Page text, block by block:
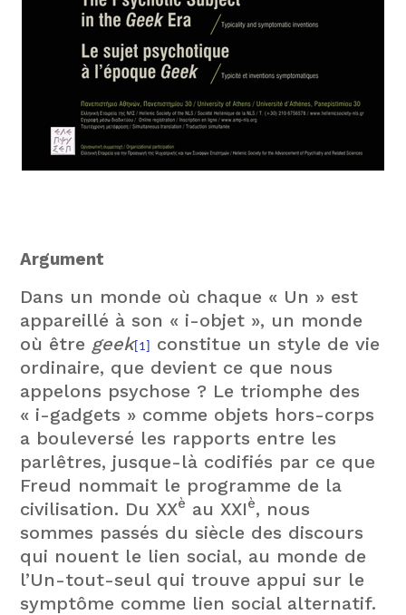
Argument
Dans un monde où chaque « Un » est
appareillé à son « i-objet », un monde
où être geek [1]
constitue un style de vie
ordinaire, que devient ce que nous
appelons psychose ? Le triomphe des
« i-gadgets » comme objets hors-corps
a bouleversé les rapports entre les
parlêtres, jusque-là codifiés par ce que
Freud nommait le programme de la
civilisation. Du XXè au XXIè, nous
sommes passés du siècle des discours
qui nouent le lien social, au monde de
l’Un-tout-seul qui trouve appui sur le
symptôme comme lien social alternatif.